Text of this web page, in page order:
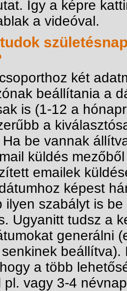
Így a képre
a videóval.
két
beállítania a
is (1-12 a
a
be vannak
küldés
emailek
képest
ilyen szabályt is
Ugyanitt tudsz a
generálni
a több
pl. vagy 3-4